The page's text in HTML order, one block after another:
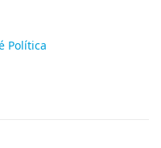
Política